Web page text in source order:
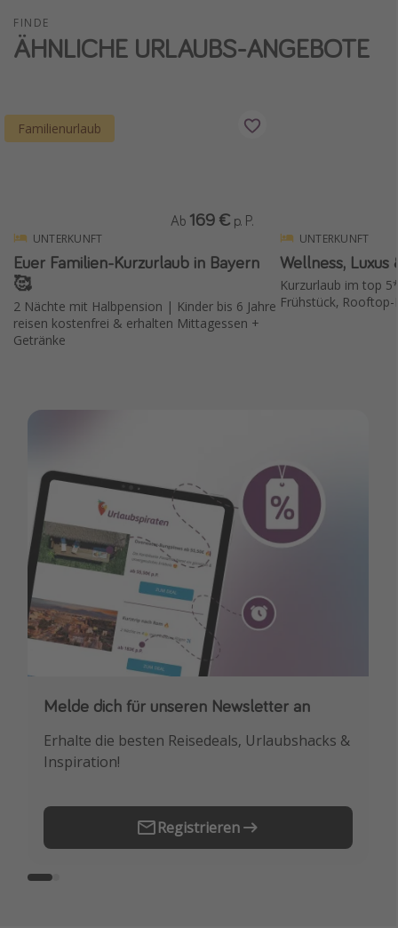
FINDE
ÄHNLICHE URLAUBS-ANGEBOTE
Familienurlaub
UNTERKUNFT
Euer Familien-Kurzurlaub in Bayern
🥰
2 Nächte mit Halbpension | Kinder bis 6 Jahre
reisen kostenfrei & erhalten Mittagessen +
Getränke
Ab 169 € p. P.
UNTERKUNFT
Wellness,
Kurzurlaub im top
Frühstück,
Melde dich für unseren Newsletter an
Erhalte die besten Reisedeals, Urlaubshacks &
Inspiration!
Registrieren
Downloade unsere App
Buche die besten Reiseschnäppchen als
Erstes.